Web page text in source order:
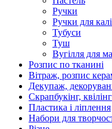
Ручки
Ручки для
Тубуси
Туш
Вугілля для
Розпис по тканині
Вітраж, розпис
Декупаж,
Скрапбукінг, квілінг
Пластика і ліплення
Набори для